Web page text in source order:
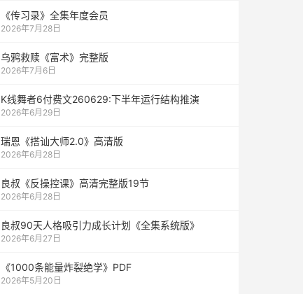
《传习录》全集年度会员
2026年7月28日
乌鸦救赎《富术》完整版
2026年7月6日
K线舞者6付费文260629:下半年运行结构推演
2026年6月29日
瑞恩《搭讪大师2.0》高清版
2026年6月28日
良叔《反操控课》高清完整版19节
2026年6月28日
良叔90天人格吸引力成长计划《全集系统版》
2026年6月27日
《1000‮能条‬‎量‮裂炸‬‎绝学》PDF
2026年5月20日